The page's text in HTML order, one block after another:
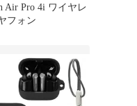
Air Pro 4i ワイヤレ
フォン